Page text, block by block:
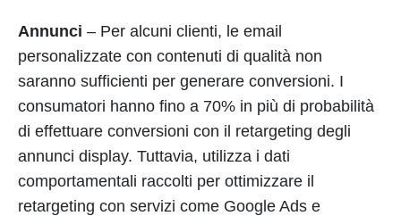
Annunci – Per alcuni clienti, le email
personalizzate con contenuti di qualità non
saranno sufficienti per generare conversioni. I
consumatori hanno fino a 70% in più di probabilità
di effettuare conversioni con il retargeting degli
annunci display. Tuttavia, utilizza i dati
comportamentali raccolti per ottimizzare il
retargeting con servizi come Google Ads e